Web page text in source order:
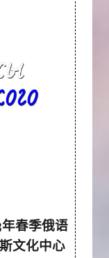
春季俄语
文化中心